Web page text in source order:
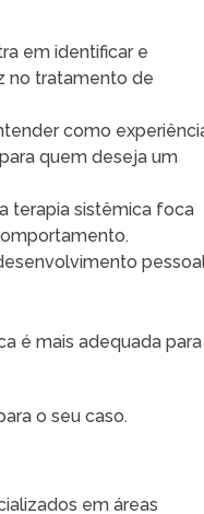
em identificar e
no tratamento de
como
quem deseja um
terapia sistêmica foca
é mais adequada para
o seu caso.
em áreas